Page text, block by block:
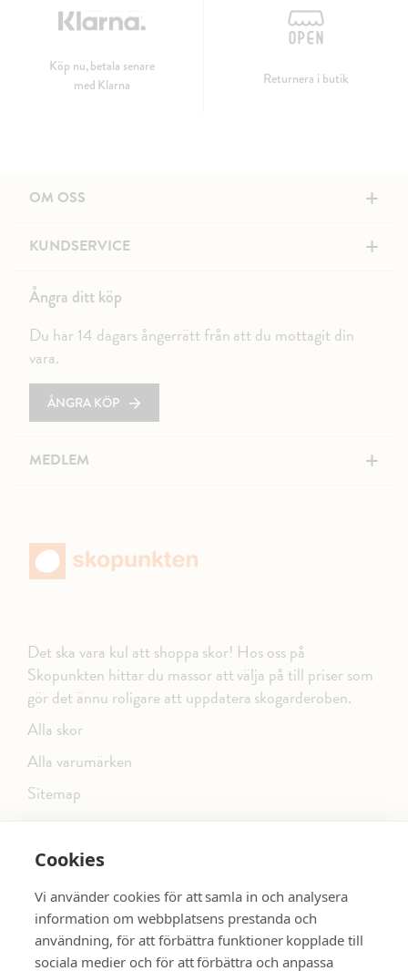
Cookies
Vi använder cookies för att samla in och analysera
information om webbplatsens prestanda och
användning, för att förbättra funktioner kopplade till
sociala medier och för att förbättra och anpassa
Köp nu, betala senare
med Klarna
Returnera i butik
OM OSS +
KUNDSERVICE +
Ångra ditt köp
Du har 14 dagars ångerrätt från att du mottagit din
vara.
ÅNGRA KÖP
MEDLEM +
Det ska vara kul att shoppa skor! Hos oss på
Skopunkten hittar du massor att välja på till priser som
gör det ännu roligare att uppdatera skogarderoben.
Alla skor
Alla varumärken
Sitemap
FÖLJ OSS PÅ SOCIALA MEDIER